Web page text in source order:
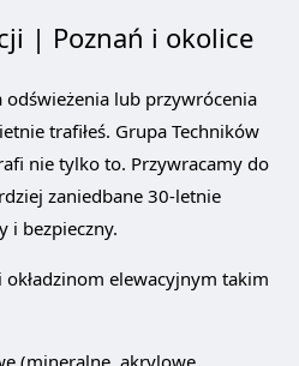
| Poznań i okolice
odświeżenia lub przywrócenia
trafiłeś. Grupa Techników
nie tylko to. Przywracamy do
zaniedbane 30-letnie
i bezpieczny.
elewacyjnym takim